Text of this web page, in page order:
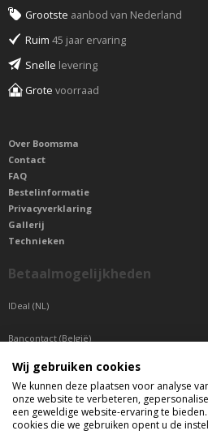
Grootste aanbod van Nederland
Ruim 45 jaar ervaring
Snelle levering
Grote voorraad
Over Boomsma
Contact
FAQ
Bestelinformatie
Privacyverklaring
Gallerij
Technieken
Betaalmogelijkheden
IDeal (NL)
Bancontact (België)
Sepa betaling (Overige landen)
Telefonisch bereikbaar
Wij gebruiken cookies
We kunnen deze plaatsen voor analyse
onze website te verbeteren,
een geweldige website-ervaring te
cookies die we gebruiken opent u de